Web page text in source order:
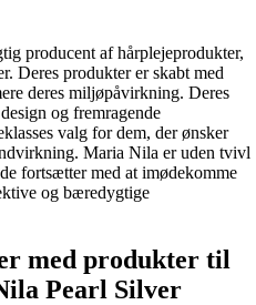
producent af hårplejeprodukter,
Deres produkter er skabt med
deres miljøpåvirkning. Deres
og fremragende
valg for dem, der ønsker
Maria Nila er uden tvivl
fortsætter med at imødekomme
og bæredygtige
med produkter til
Pearl Silver